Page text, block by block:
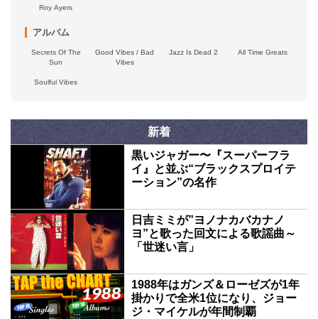
Roy Ayers
アルバム
Secrets Of The
Sun
Good Vibes / Bad
Vibes
Jazz Is Dead 2 All Time Greats
Soulful Vibes
新着
黒いジャガー〜『スーパーフラ
イ』と並ぶ“ブラックスプロイテ
ーション”の名作
日吉ミミが”ヨノナカバカナノ
ヨ”と歌った回文による歌謡曲～
「世迷い言」
1988年はガンズ＆ローゼズが1年
掛かりで全米1位になり、ジョー
ジ・マイケルが年間制覇